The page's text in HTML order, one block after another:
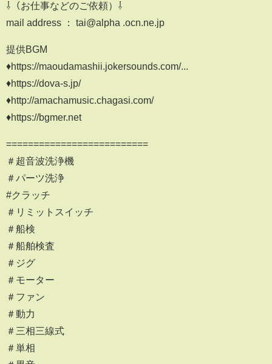
⇩（お仕事などのご依頼）⇩
mail address ： tai@alpha .ocn.ne.jp
提供BGM
♦https://maoudamashii.jokersounds.com/...
♦https://dova-s.jp/
♦http://amachamusic.chagasi.com/
♦https://bgmer.net
==========================
＃超音波洗浄機
＃パーツ洗浄
#クラッチ
＃リミットスイッチ
＃船検
＃船舶検査
＃ジグ
＃モーター
＃ファン
＃動力
＃三相三線式
＃単相